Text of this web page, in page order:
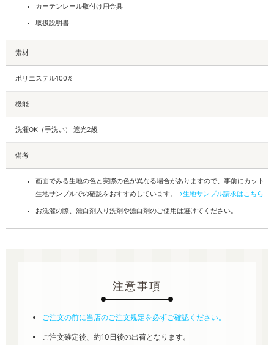
カーテンレール取付け用金具
取扱説明書
素材
ポリエステル100%
機能
洗濯OK（手洗い） 遮光2級
備考
画面でみる生地の色と実際の色が異なる場合がありますので、事前にカット
生地サンプルでの確認をおすすめしています。 →生地サンプル請求はこちら
お洗濯の際、漂白剤入り洗剤や漂白剤のご使用は避けてください。
注意事項
ご注文の前に当店のご注文規定を必ずご確認ください。
ご注文確定後、約10日後の出荷となります。